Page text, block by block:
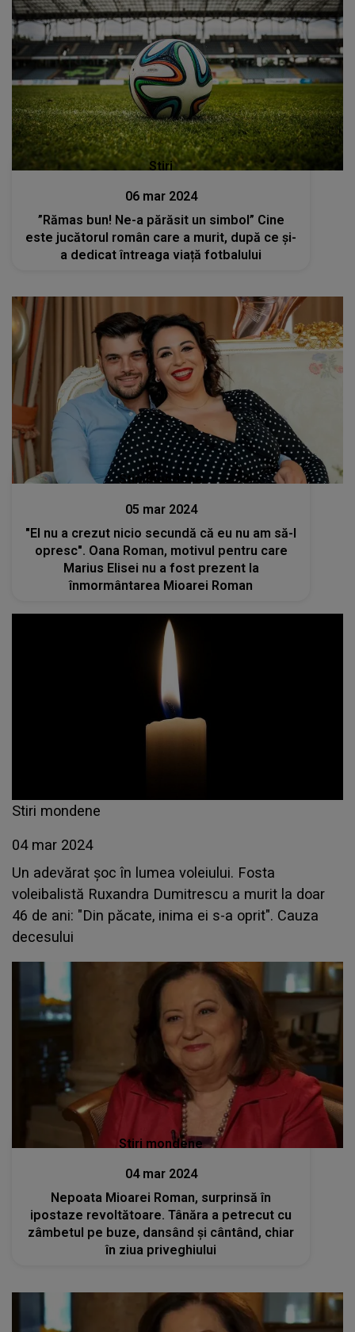
Stiri
06 mar 2024
”Rămas bun! Ne-a părăsit un simbol” Cine
este jucătorul român care a murit, după ce și-
a dedicat întreaga viață fotbalului
Stiri mondene
05 mar 2024
"El nu a crezut nicio secundă că eu nu am să-l
opresc". Oana Roman, motivul pentru care
Marius Elisei nu a fost prezent la
înmormântarea Mioarei Roman
Stiri mondene
04 mar 2024
Un adevărat șoc în lumea voleiului. Fosta
voleibalistă Ruxandra Dumitrescu a murit la doar
46 de ani: "Din păcate, inima ei s-a oprit". Cauza
decesului
Stiri mondene
04 mar 2024
Nepoata Mioarei Roman, surprinsă în
ipostaze revoltătoare. Tânăra a petrecut cu
zâmbetul pe buze, dansând și cântând, chiar
în ziua priveghiului